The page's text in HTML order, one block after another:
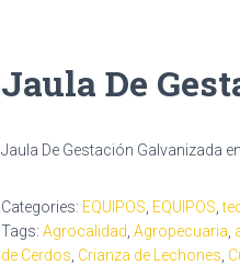
Jaula De
Jaula De Gestación Galvanizada
Categories: EQUIPOS EQUIPOS ,
Tags: Agrocalidad Agropecuaria
de Cerdos Crianza de Lechones